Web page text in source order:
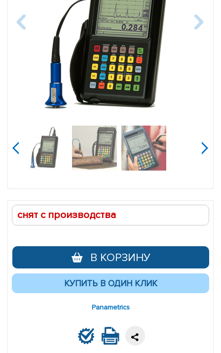
Ультразвуковой
толщиномер
снят с производства
В КОРЗИНУ
Panametrics